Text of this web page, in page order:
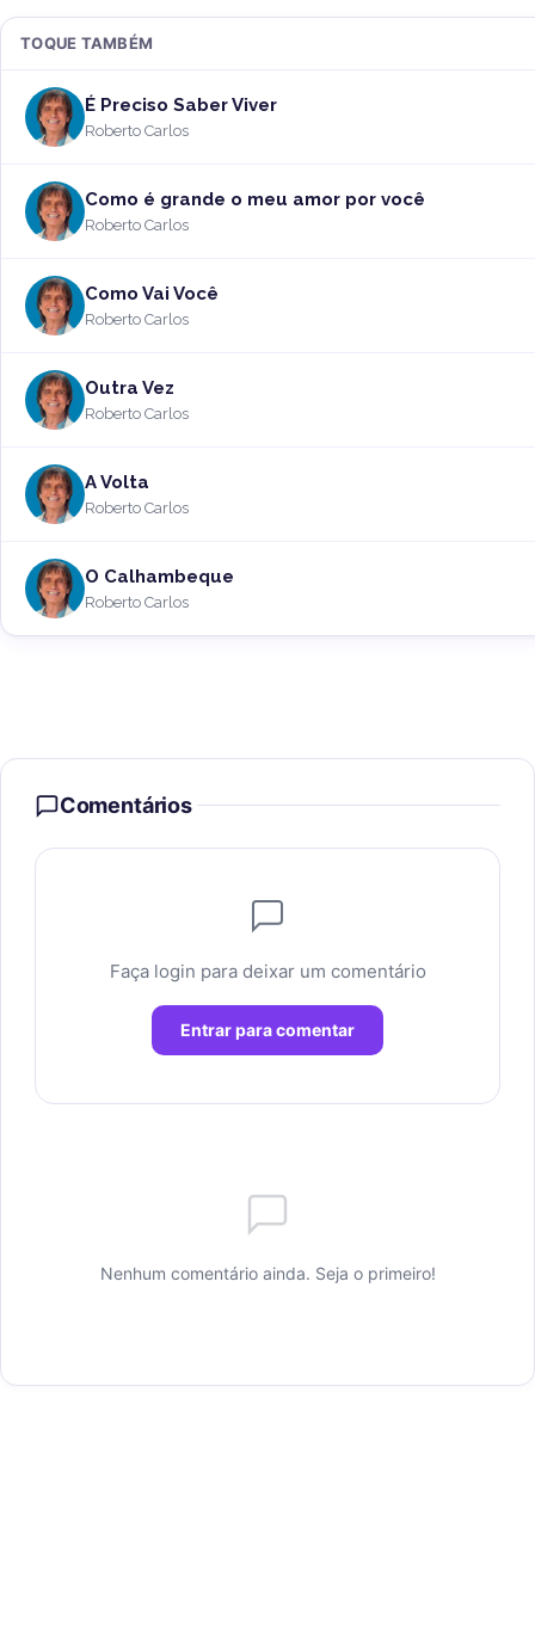
TOQUE TAMBÉM
É Preciso Saber Viver
Roberto Carlos
Como é grande o meu amor por você
Roberto Carlos
Como Vai Você
Roberto Carlos
Outra Vez
Roberto Carlos
A Volta
Roberto Carlos
O Calhambeque
Roberto Carlos
Comentários
Faça login para deixar um comentário
Entrar para comentar
Nenhum comentário ainda. Seja o primeiro!